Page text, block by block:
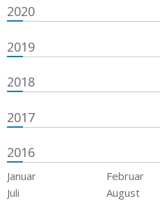
2020
2019
2018
2017
2016
Januar Februar
Juli
August